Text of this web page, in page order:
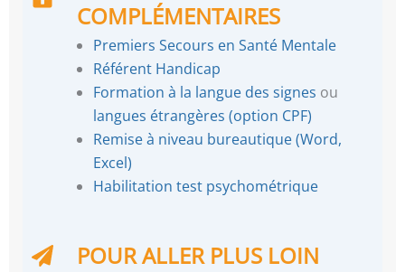
COMPLÉMENTAIRES
Premiers Secours en Santé Mentale
Référent Handicap
Formation à la langue des signes ou
langues étrangères (option CPF)
Remise à niveau bureautique (Word,
Excel)
Habilitation test psychométrique
POUR ALLER PLUS LOIN